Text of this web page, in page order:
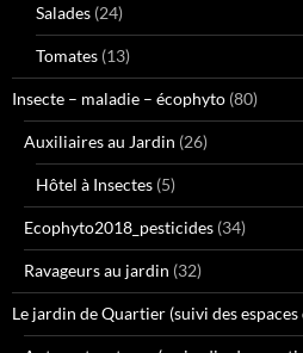
Salades (24)
Tomates (13)
Insecte – maladie – écophyto (80)
Auxiliaires au Jardin (26)
Hôtel à Insectes (5)
Ecophyto2018_pesticides (34)
Ravageurs au jardin (32)
Le jardin de Quartier (suivi des